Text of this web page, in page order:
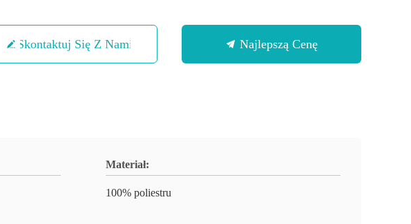
Skontaktuj Się Z Nami Najlepszą Cenę
Materiał:
100% poliestru